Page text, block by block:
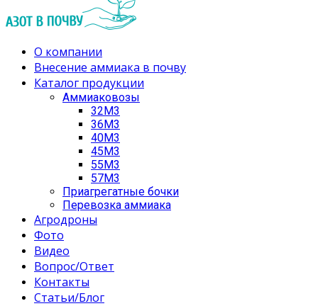
О компании
Внесение аммиака в почву
Каталог продукции
Аммиаковозы
32М3
36М3
40М3
45М3
55М3
57М3
Приагрегатные бочки
Перевозка аммиака
Агродроны
Фото
Видео
Вопрос/Ответ
Контакты
Статьи/Блог